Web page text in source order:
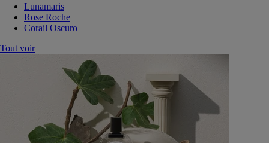
Lunamaris
Rose Roche
Corail Oscuro
Tout voir